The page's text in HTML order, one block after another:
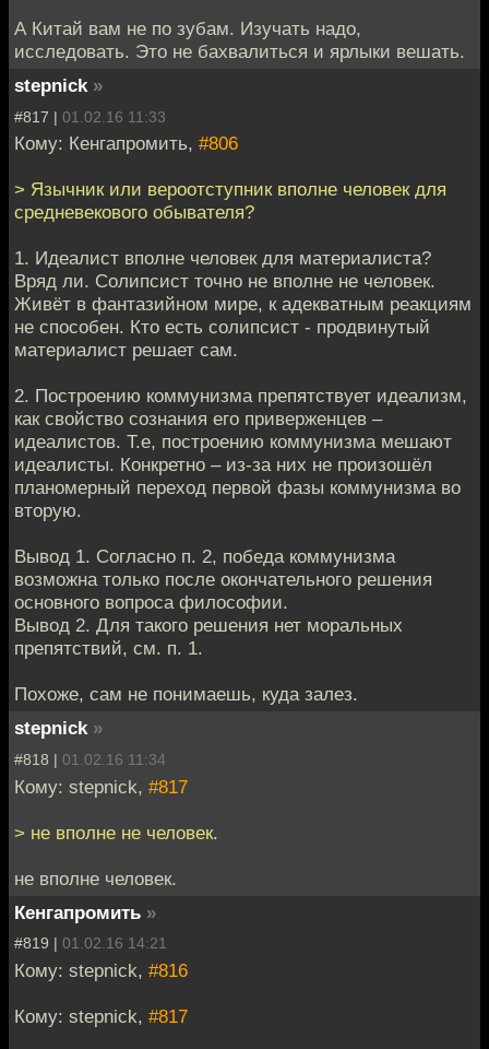
А Китай вам не по зубам. Изучать надо,
исследовать. Это не бахвалиться и ярлыки вешать.
stepnick »
#817 | 01.02.16 11:33
Кому: Кенгапромить, #806
> Язычник или вероотступник вполне человек для
средневекового обывателя?
1. Идеалист вполне человек для материалиста?
Вряд ли. Солипсист точно не вполне не человек.
Живёт в фантазийном мире, к адекватным реакциям
не способен. Кто есть солипсист - продвинутый
материалист решает сам.
2. Построению коммунизма препятствует идеализм,
как свойство сознания его приверженцев –
идеалистов. Т.е, построению коммунизма мешают
идеалисты. Конкретно – из-за них не произошёл
планомерный переход первой фазы коммунизма во
вторую.
Вывод 1. Согласно п. 2, победа коммунизма
возможна только после окончательного решения
основного вопроса философии.
Вывод 2. Для такого решения нет моральных
препятствий, см. п. 1.
Похоже, сам не понимаешь, куда залез.
stepnick »
#818 | 01.02.16 11:34
Кому: stepnick, #817
> не вполне не человек.
не вполне человек.
Кенгапромить »
#819 | 01.02.16 14:21
Кому: stepnick, #816
Кому: stepnick, #817